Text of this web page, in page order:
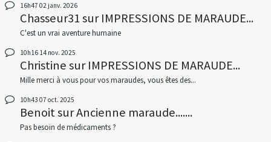
16h47 02 janv. 2026
Chasseur31surIMPRESSIONS DE MARAUDE...
C'est un vrai aventure humaine
10h16 14 nov. 2025
ChristinesurIMPRESSIONS DE MARAUDE...
Mille merci à vous pour vos maraudes, vous êtes des...
10h43 07 oct. 2025
BenoitsurAncienne maraude.......
Pas besoin de médicaments ?